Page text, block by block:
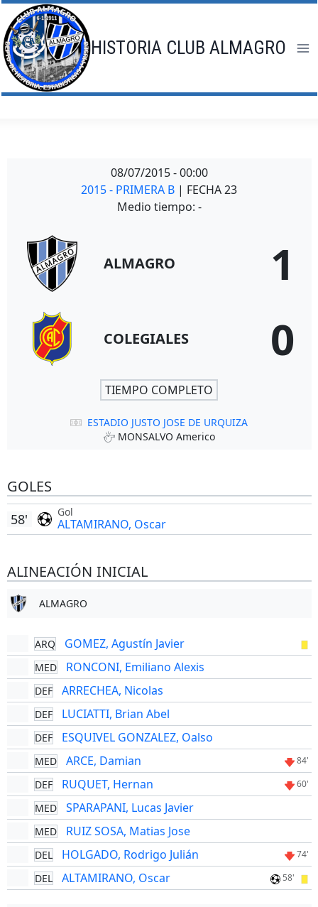
Saltar
al
contenido
HISTORIA CLUB ALMAGRO
08/07/2015 - 00:00
2015 - PRIMERA B | FECHA 23
Medio tiempo: -
ALMAGRO 1
COLEGIALES 0
TIEMPO COMPLETO
ESTADIO JUSTO JOSE DE URQUIZA
MONSALVO Americo
GOLES
Gol
ALTAMIRANO, Oscar
58'
ALINEACIÓN INICIAL
ALMAGRO
ARQ GOMEZ, Agustín Javier
MED RONCONI, Emiliano Alexis
DEF ARRECHEA, Nicolas
DEF LUCIATTI, Brian Abel
DEF ESQUIVEL GONZALEZ, Oalso
MED ARCE, Damian 84'
DEF RUQUET, Hernan 60'
MED SPARAPANI, Lucas Javier
MED RUIZ SOSA, Matias Jose
DEL HOLGADO, Rodrigo Julián 74'
DEL ALTAMIRANO, Oscar 58'